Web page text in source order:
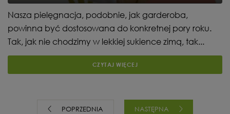
Nasza pielęgnacja, podobnie, jak garderoba,
powinna być dostosowana do konkretnej pory roku.
Tak, jak nie chodzimy w lekkiej sukience zimą, tak...
CZYTAJ WIĘCEJ
POPRZEDNIA NASTĘPNA